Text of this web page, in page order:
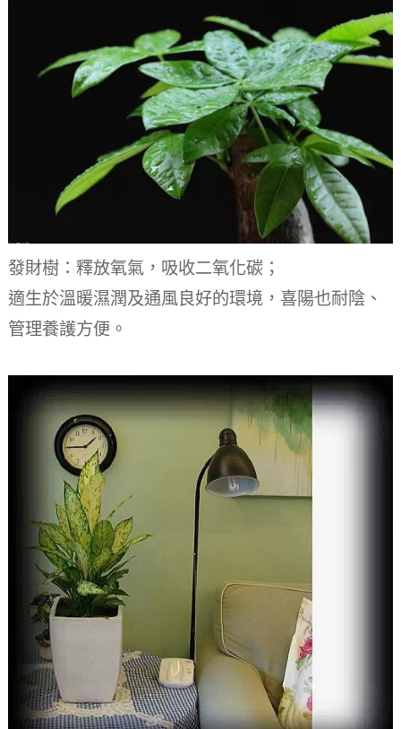
發財樹：釋放氧氣，吸收二氧化碳；
適生於溫暖濕潤及通風良好的環境，喜陽也耐陰、
管理養護方便。